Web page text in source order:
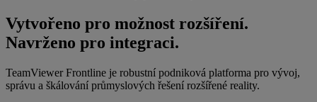
Vytvořeno pro možnost rozšíření.
Navrženo pro integraci.
TeamViewer Frontline je robustní podniková platforma pro vývoj,
správu a škálování průmyslových řešení rozšířené reality.